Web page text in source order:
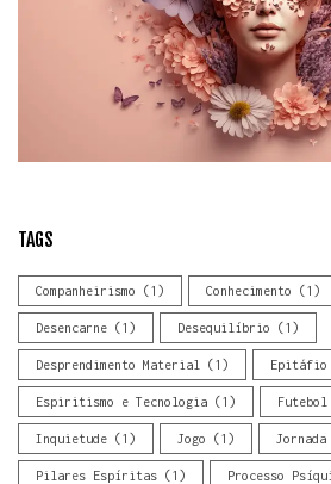
TAGS
Companheirismo (1) Conhecimento (1)
Desencarne (1) Desequilíbrio (1)
Desprendimento Material (1) Epitáfio
Espiritismo e Tecnologia (1) Futebol
Inquietude (1) Jogo (1)
Pilares Espíritas (1) Processo